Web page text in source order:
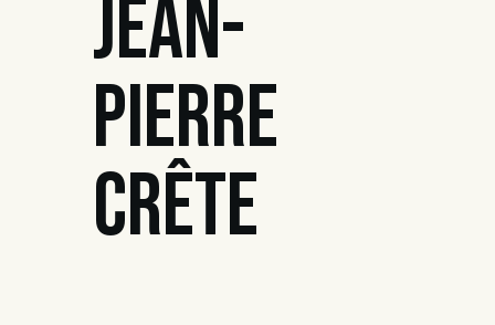
JEAN-
PIERRE
CRÊTE